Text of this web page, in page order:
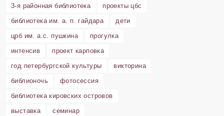
3-я районная библиотека
проекты цбс
библиотека им. а. п. гайдара
дети
црб им. а.с. пушкина
прогулка
интенсив
проект карповка
год петербургской культуры
викторина
библионочь
фотосессия
библиотека кировских островов
выставка
семинар